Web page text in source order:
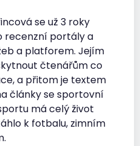
se už 3 roky
recenzní portály a
a platforem. Jejím
čtenářům co
a přitom je textem
články se sportovní
má celý život
k fotbalu, zimním